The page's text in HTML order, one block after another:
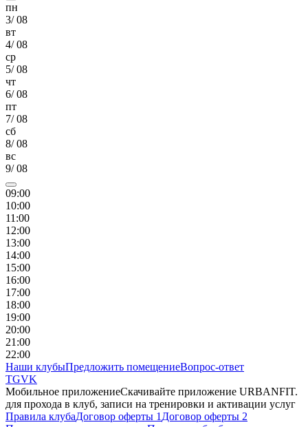
пн
3/08
вт
4/08
ср
5/08
чт
6/08
пт
7/08
сб
8/08
вс
9/08
09:00
10:00
11 :00
12:00
13:00
14:00
15:00
16:00
17:00
18:00
19:00
20:00
21 :00
22:00
Наши клубыПредложить помещениеВопрос-ответ
TGVK
Мобильное приложениеСкачивайте приложение URBANFIT.
для прохода в клуб, записи на тренировки и активации услуг
Правила клубаДоговор оферты 1 Договор оферты 2